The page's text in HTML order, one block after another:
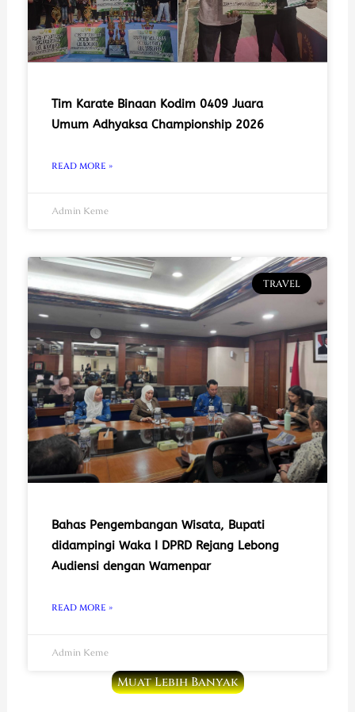
Tim Karate Binaan Kodim 0409 Juara
Umum Adhyaksa Championship 2026
READ MORE »
Admin Keme
TRAVEL
Bahas Pengembangan Wisata, Bupati
didampingi Waka I DPRD Rejang Lebong
Audiensi dengan Wamenpar
READ MORE »
Admin Keme
Muat Lebih Banyak